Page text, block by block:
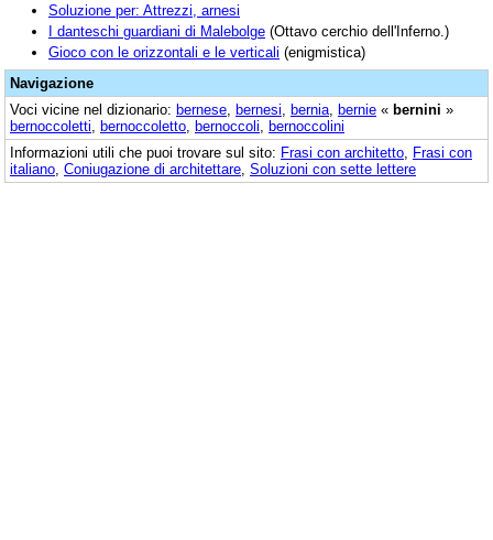
Soluzione per: Attrezzi, arnesi
I danteschi guardiani di Malebolge (Ottavo cerchio dell'Inferno.)
Gioco con le orizzontali e le verticali (enigmistica)
Navigazione
Voci vicine nel dizionario: bernese bernesi bernia bernie « bernini »
bernoccoletti bernoccoletto bernoccoli bernoccolini
Informazioni utili che puoi trovare sul sito: Frasi con architetto Frasi con
italiano Coniugazione di architettare Soluzioni con sette lettere